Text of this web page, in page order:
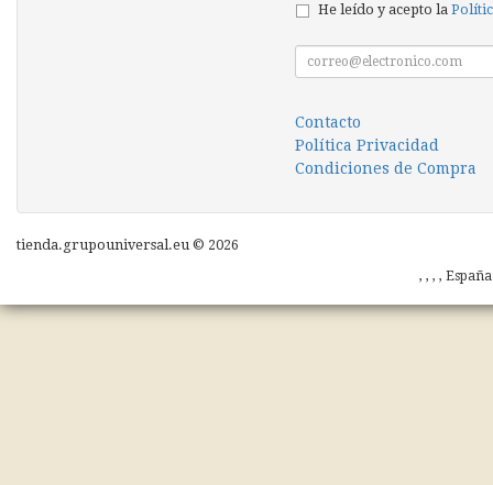
He leído y acepto la
Contacto
Política Privacidad
Condiciones de Compra
tienda.grupouniversal.eu © 2026
, , , ,